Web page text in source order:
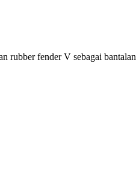
fender V sebagai